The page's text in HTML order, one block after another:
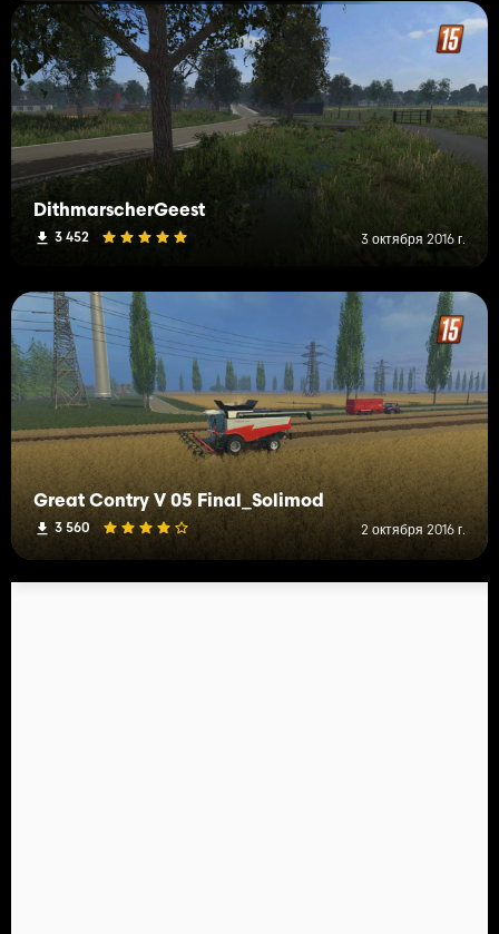
DithmarscherGeest
3 452 3 октября 2016 г.
Great Contry V 05 Final_Solimod
3 560 2 октября 2016 г.